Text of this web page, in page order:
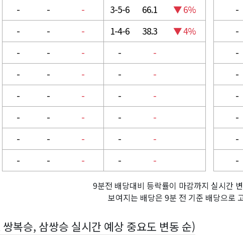
-
- - 3-5-6 66.1
▼ 6%
-
- - 1-4-6 38.3
▼ 4%
-
- - -
-
-
- - -
-
-
- - -
-
-
- - -
-
-
- - -
-
-
- - - -
-
-
-
-
-
-
-
-
9분전 배당대비 등락률이 마감까지 실시간
보여지는 배당은 9분 전 기준 배당으로
복승, 삼쌍승 실시간 예상 중요도 변동 순)